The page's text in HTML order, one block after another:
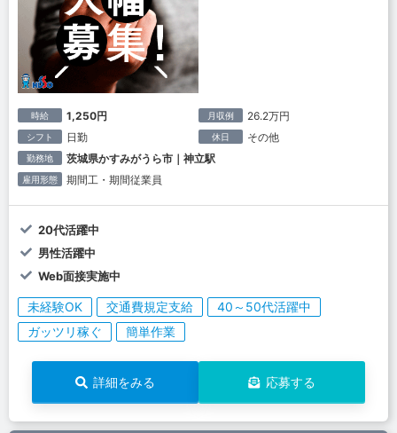
時給 1,250円 月収例 26.2万円
シフト 日勤 休日 その他
勤務地 茨城県かすみがうら市｜神立駅
雇用形態 期間工・期間従業員
20代活躍中
男性活躍中
Web面接実施中
未経験OK 交通費規定支給
40～50代活躍中
ガッツリ稼ぐ
簡単作業
詳細をみる 応募する